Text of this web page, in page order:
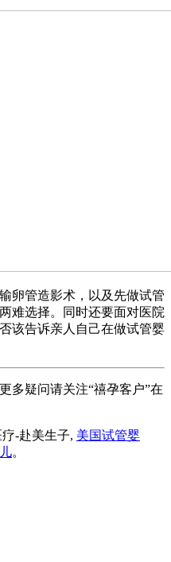
卵管造影术，以及先做试管
难选择。同时还要面对医院
该告诉亲人自己在做试管婴
多疑问请关注“禧孕客户”在
-赴美生子, 美国试管婴
。